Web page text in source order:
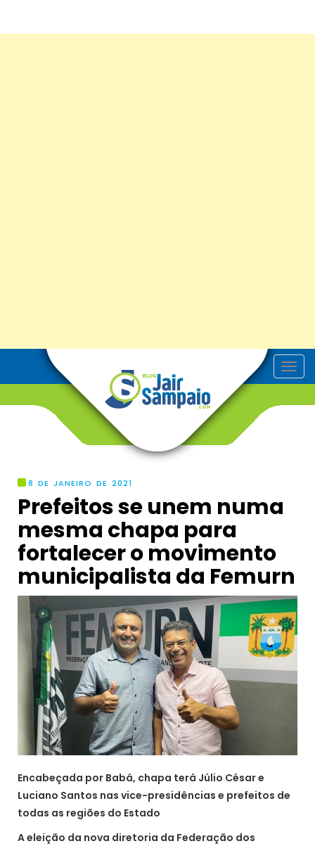
T
o
8 DE JANEIRO DE 2021
Prefeitos se unem numa
mesma chapa para
fortalecer o movimento
municipalista da Femurn
Encabeçada por Babá, chapa terá Júlio César e
Luciano Santos nas vice-presidências e prefeitos de
todas as regiões do Estado
A eleição da nova diretoria da Federação dos